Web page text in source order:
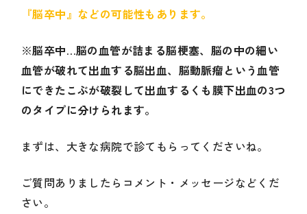
『脳卒中』などの可能性もあります。
※脳卒中…脳の血管が詰まる脳梗塞、脳の中の細い
血管が破れて出血する脳出血、脳動脈瘤という血管
にできたこぶが破裂して出血するくも膜下出血の3つ
のタイプに分けられます。
まずは、大きな病院で診てもらってくださいね。
ご質問ありましたらコメント・メッセージなどくだ
さい。